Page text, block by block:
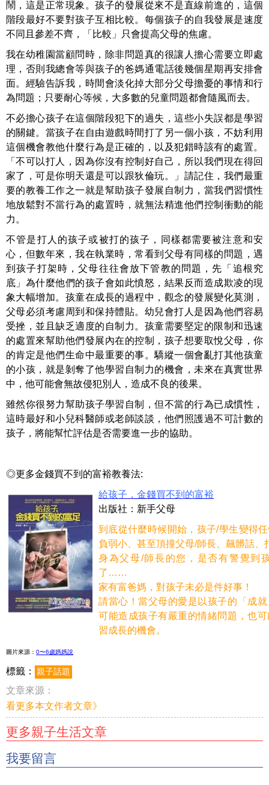
鬧，這是正常現象。孩子的發展從來不是直線前進的，這個
階段最好不要對孩子互相比較。每個孩子的自我發展是速度
不同且參差不齊，「比較」只會提高父母的焦慮。
我在幼稚園當顧問時，除非問題真的很讓人擔心需要立即處
理，否則我總會等與孩子的爸媽通電話後幾個星期再安排會
面。經驗告訴我，時間會淡化掉大部分父母擔憂的事情和行
為問題；只要耐心等候，大多數的兒童問題都會隨風而去。
不必擔心孩子在這個階段犯下的過失，這些小失誤都是學習
的關鍵。當孩子在自由遊戲時間打了另一個小孩，不妨利用
這個機會教他什麼行為是正確的，以及犯錯時該有的處置。
「不可以打人，因為你沒有控制好自己，所以我們現在得回
家了，可是你明天還是可以跟狄倫玩。」請記住，我們最重
要的教養工作之一就是幫助孩子發展自制力，當我們習慣性
地放鬆對不當行為的處置時，就無法精進他們控制衝動的能
力。
不管是打人的孩子或被打的孩子，同樣都需要被注意和安
心，但數年來，我在執業時，常看到父母有同樣的問題，遇
到孩子打架時，父母往往會放下管教的問題，先「追根究
底」為什麼他們的孩子會如此憤怒，結果反而造成欺凌的現
象大幅增加。孩童在成長的過程中，觀念的發展變化莫測，
父母必須考慮周到和保持體貼。幼兒會打人是因為他們容易
受挫，並且缺乏適度的自制力。孩童需要堅定的限制和迅速
的處置來幫助他們發展內在的控制，孩子想要取悅父母，你
的肯定是他們生命中最重要的事。驕縱一個會亂打其他孩童
的小孩，就是剝奪了他學習自制力的機會，未來在真實世界
中，他可能會無故侵犯別人，造成不良的後果。
雖然你很努力幫助孩子學習自制，但不當的行為已成慣性，
這時最好和小兒科醫師或老師談談，他們照護過不可計數的
孩子，將能幫忙評估是否需要進一步的協助。
◎更多金錢買不到的富裕教養法:
給孩子，金錢買不到的富裕
出版社：新手父母
到底從什麼時候開始，孩子/學生變得
負弱小、甚至頂撞父母/師長、飆髒話、
身為父母/師長的您，是否有警覺到
了……
家有富爸媽，對孩子未必是件好事！
請當心！當父母的愛是以孩子的「成
可能造成孩子有嚴重的情緒問題，也
習成長的機會。
圖片來源： 0〜6歲媽媽說
標籤： 親子話題
文章來源：
看更多本文作者文章》
更多親子生活文章
我要留言